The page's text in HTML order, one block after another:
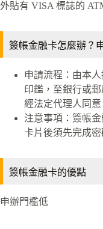
外貼有 VISA 標誌的
簽帳金融卡怎麼辦？
申請流程：由本
印鑑，至銀行或
經法定代理人同意
注意事項：簽帳
卡片後須先完成
簽帳金融卡的優點
申辦門檻低